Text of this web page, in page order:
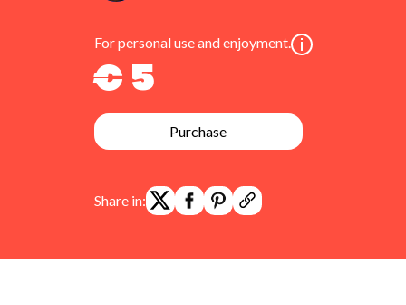
For personal use and enjoyment.
€ 5
Purchase
Share in: